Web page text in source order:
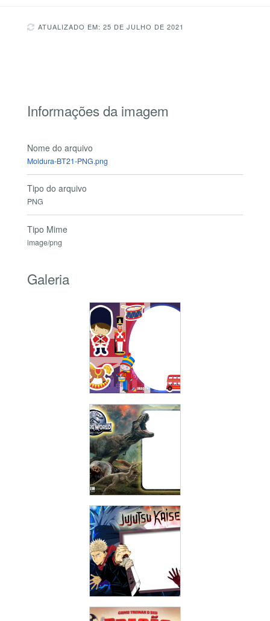
ATUALIZADO EM: 25 DE JULHO DE 2021
Informações da imagem
Nome do arquivo
Moldura-BT21-PNG.png
Tipo do arquivo
PNG
Tipo Mime
image/png
Galeria